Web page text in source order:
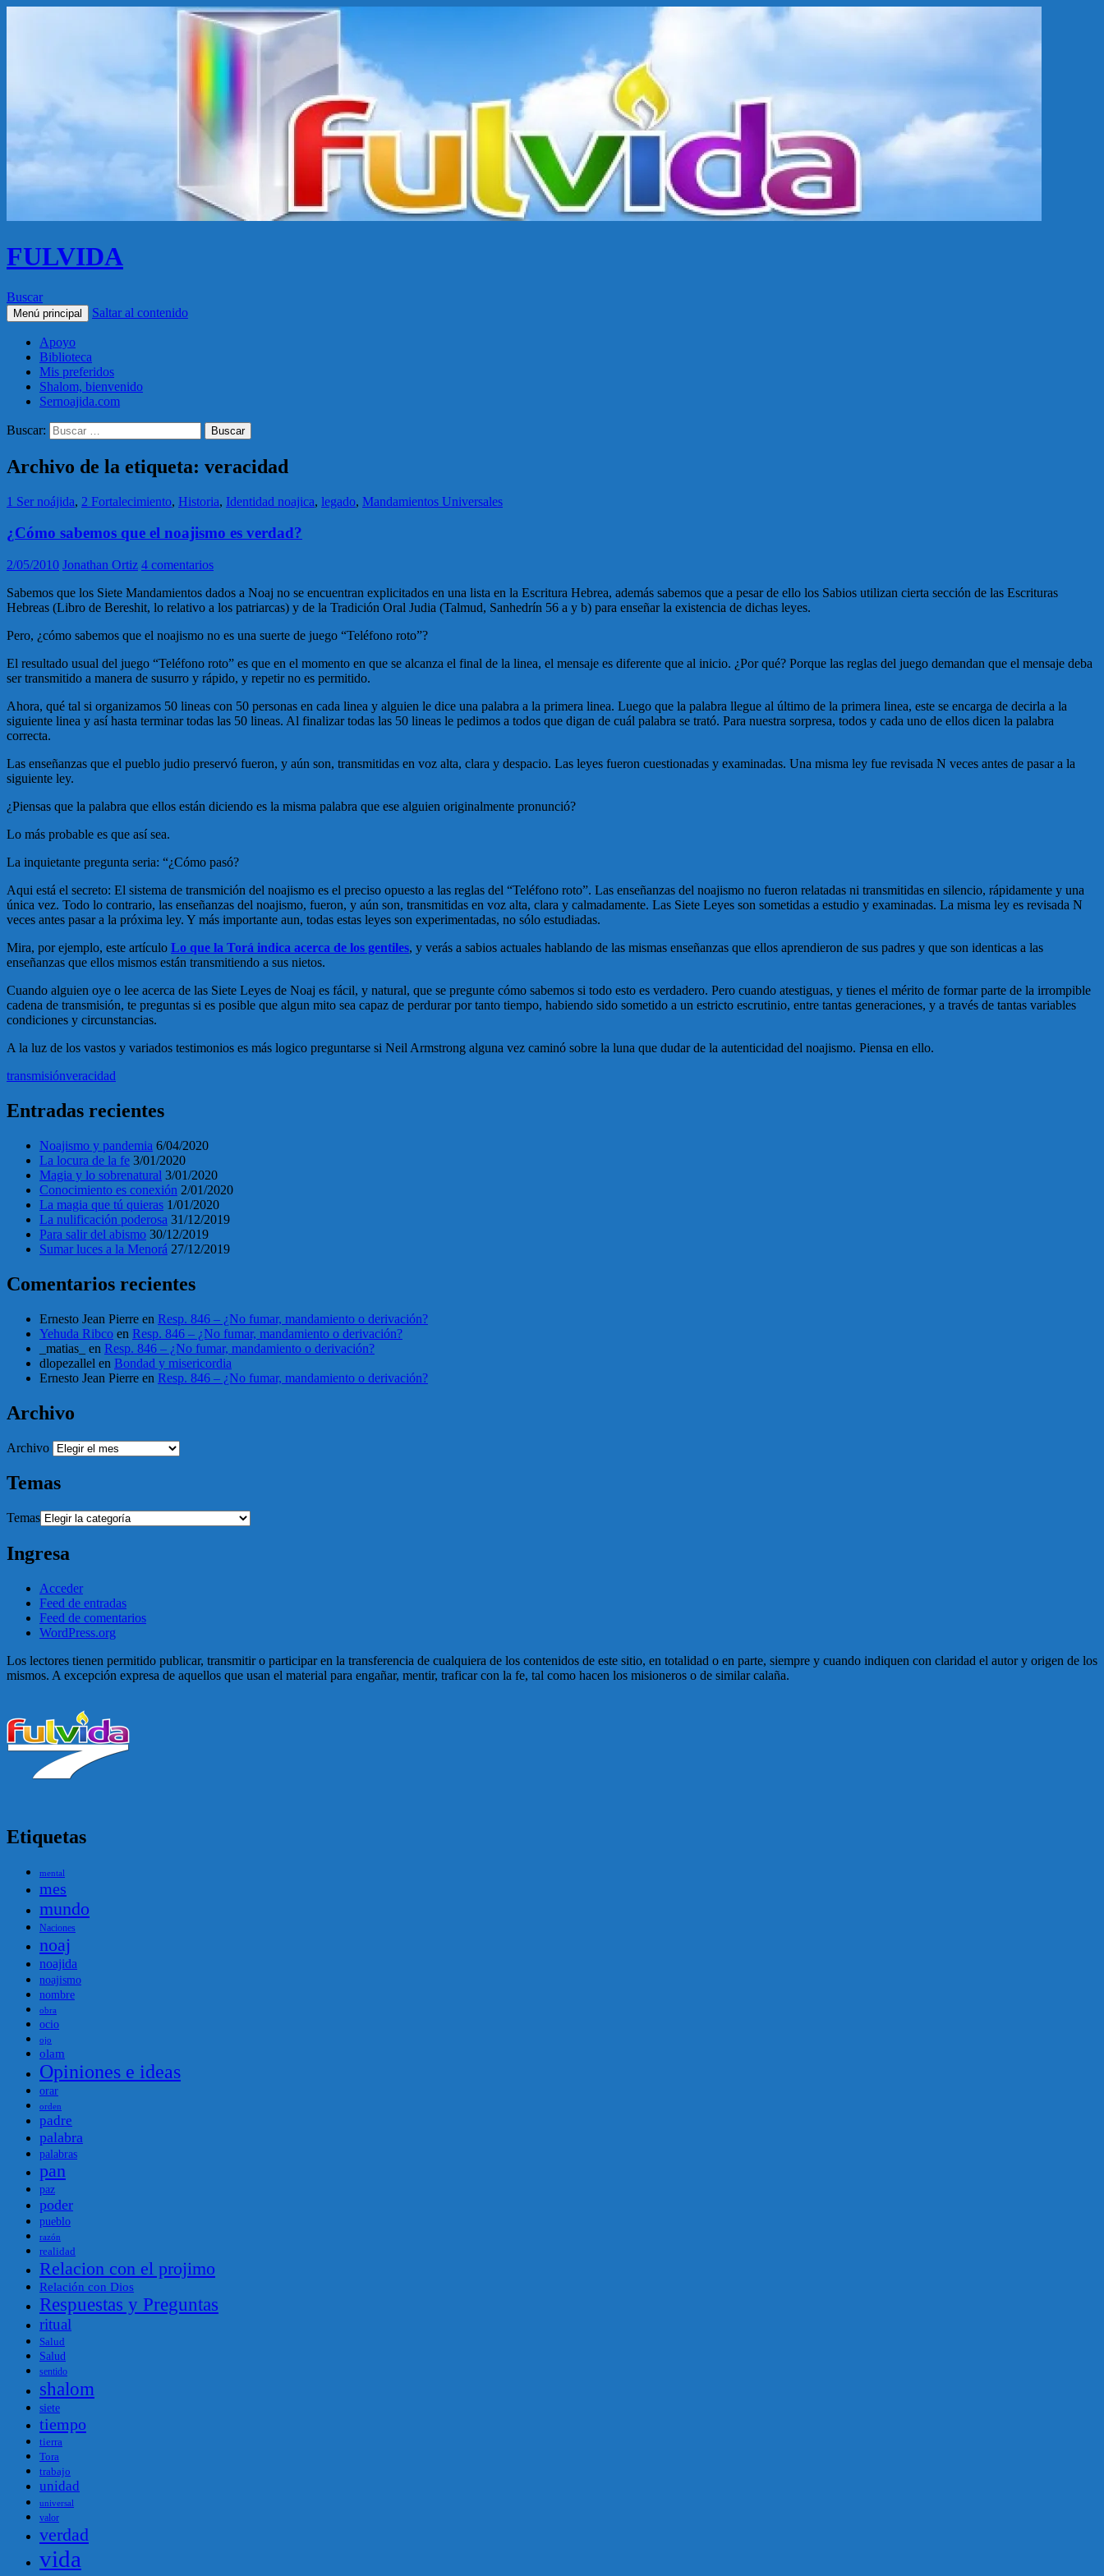
FULVIDA
Buscar
Menú principal Saltar al contenido
Apoyo
Biblioteca
Mis preferidos
Shalom, bienvenido
Sernoajida.com
Buscar:
Archivo de la etiqueta: veracidad
1 Ser noájida, 2 Fortalecimiento, Historia, Identidad noajica, legado, Mandamientos Universales
¿Cómo sabemos que el noajismo es verdad?
2/05/2010 Jonathan Ortiz 4 comentarios
Sabemos que los Siete Mandamientos dados a Noaj no se encuentran explicitados en una lista en la Escritura Hebrea, además sabemos que a pesar de ello los Sabios utilizan cierta sección de las Escrituras
Hebreas (Libro de Bereshit, lo relativo a los patriarcas) y de la Tradición Oral Judia (Talmud, Sanhedrín 56 a y b) para enseñar la existencia de dichas leyes.
Pero, ¿cómo sabemos que el noajismo no es una suerte de juego “Teléfono roto”?
El resultado usual del juego “Teléfono roto” es que en el momento en que se alcanza el final de la linea, el mensaje es diferente que al inicio. ¿Por qué? Porque las reglas del juego demandan que el mensaje deba
ser transmitido a manera de susurro y rápido, y repetir no es permitido.
Ahora, qué tal si organizamos 50 lineas con 50 personas en cada linea y alguien le dice una palabra a la primera linea. Luego que la palabra llegue al último de la primera linea, este se encarga de decirla a la
siguiente linea y así hasta terminar todas las 50 lineas. Al finalizar todas las 50 lineas le pedimos a todos que digan de cuál palabra se trató. Para nuestra sorpresa, todos y cada uno de ellos dicen la palabra
correcta.
Las enseñanzas que el pueblo judio preservó fueron, y aún son, transmitidas en voz alta, clara y despacio. Las leyes fueron cuestionadas y examinadas. Una misma ley fue revisada N veces antes de pasar a la
siguiente ley.
¿Piensas que la palabra que ellos están diciendo es la misma palabra que ese alguien originalmente pronunció?
Lo más probable es que así sea.
La inquietante pregunta seria: “¿Cómo pasó?
Aqui está el secreto: El sistema de transmición del noajismo es el preciso opuesto a las reglas del “Teléfono roto”. Las enseñanzas del noajismo no fueron relatadas ni transmitidas en silencio, rápidamente y una
única vez. Todo lo contrario, las enseñanzas del noajismo, fueron, y aún son, transmitidas en voz alta, clara y calmadamente. Las Siete Leyes son sometidas a estudio y examinadas. La misma ley es revisada N
veces antes pasar a la próxima ley. Y más importante aun, todas estas leyes son experimentadas, no sólo estudiadas.
Mira, por ejemplo, este artículo Lo que la Torá indica acerca de los gentiles, y verás a sabios actuales hablando de las mismas enseñanzas que ellos aprendieron de sus padres y que son identicas a las
enseñanzas que ellos mismos están transmitiendo a sus nietos.
Cuando alguien oye o lee acerca de las Siete Leyes de Noaj es fácil, y natural, que se pregunte cómo sabemos si todo esto es verdadero. Pero cuando atestiguas, y tienes el mérito de formar parte de la irrompible
cadena de transmisión, te preguntas si es posible que algun mito sea capaz de perdurar por tanto tiempo, habiendo sido sometido a un estricto escrutinio, entre tantas generaciones, y a través de tantas variables
condiciones y circunstancias.
A la luz de los vastos y variados testimonios es más logico preguntarse si Neil Armstrong alguna vez caminó sobre la luna que dudar de la autenticidad del noajismo. Piensa en ello.
transmisiónveracidad
Entradas recientes
Noajismo y pandemia 6/04/2020
La locura de la fe 3/01/2020
Magia y lo sobrenatural 3/01/2020
Conocimiento es conexión 2/01/2020
La magia que tú quieras 1/01/2020
La nulificación poderosa 31/12/2019
Para salir del abismo 30/12/2019
Sumar luces a la Menorá 27/12/2019
Comentarios recientes
Ernesto Jean Pierre en Resp. 846 – ¿No fumar, mandamiento o derivación?
Yehuda Ribco en Resp. 846 – ¿No fumar, mandamiento o derivación?
_matias_
en Resp. 846 – ¿No fumar, mandamiento o derivación?
dlopezallel en Bondad y misericordia
Ernesto Jean Pierre en Resp. 846 – ¿No fumar, mandamiento o derivación?
Archivo
Archivo
Temas
Temas
Ingresa
Acceder
Feed de entradas
Feed de comentarios
WordPress.org
Los lectores tienen permitido publicar, transmitir o participar en la transferencia de cualquiera de los contenidos de este sitio, en totalidad o en parte, siempre y cuando indiquen con claridad el autor y origen de los
mismos. A excepción expresa de aquellos que usan el material para engañar, mentir, traficar con la fe, tal como hacen los misioneros o de similar calaña.
Etiquetas
mental
mes
mundo
Naciones
noaj
noajida
noajismo
nombre
obra
ocio
ojo
olam
Opiniones e ideas
orar
orden
padre
palabra
palabras
pan
paz
poder
pueblo
razón
realidad
Relacion con el projimo
Relación con Dios
Respuestas y Preguntas
ritual
Salud
Salud
sentido
shalom
siete
tiempo
tierra
Tora
trabajo
unidad
universal
valor
verdad
vida